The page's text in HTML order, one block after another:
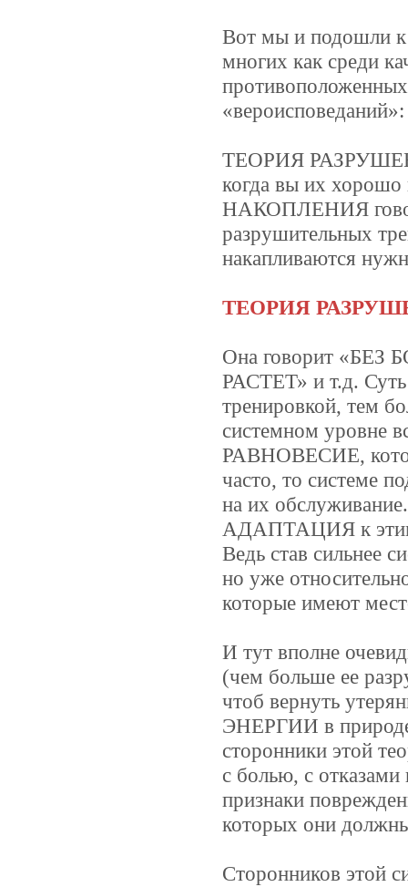
Вот мы и подошли к
многих как среди
ТЕОРИЯ
когда вы их
НАКОПЛЕНИЯ
разрушительных
накапливаются
ТЕОРИЯ
Она говорит
РАСТЕТ» и т.д.
тренировкой, тем
системном уровне
РАВНОВЕСИЕ,
часто, то системе
на их
АДАПТАЦИЯ к этим
Ведь став сильнее
но уже
которые имеют
И тут вполне
(чем больше ее
чтоб вернуть
ЭНЕРГИИ в природе
сторонники этой
с болью, с отказами
признаки
которых они
Сторонников этой